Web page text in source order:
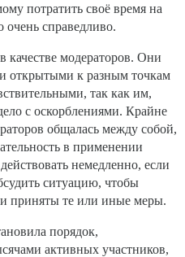
потратить своё время на
справедливо.
модераторов. Они
открытыми к разным точкам
так как им,
с оскорблениями. Крайне
общалась между собой,
в применении
немедленно, если
ситуацию, чтобы
приняты те или иные меры.
порядок,
активных участников,